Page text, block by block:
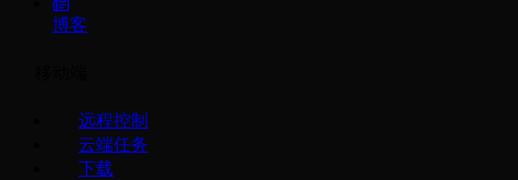
博客
远程控制
云端任务
下载